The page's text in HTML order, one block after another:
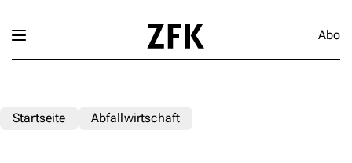
Abo
Startseite Abfallwirtschaft